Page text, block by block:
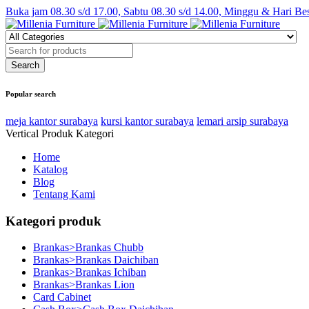
Buka jam 08.30 s/d 17.00, Sabtu 08.30 s/d 14.00, Minggu & Hari
Popular search
meja kantor surabaya kursi kantor surabaya lemari arsip surabaya
Vertical Produk Kategori
Home
Katalog
Blog
Tentang Kami
Kategori produk
Brankas>Brankas Chubb
Brankas>Brankas Daichiban
Brankas>Brankas Ichiban
Brankas>Brankas Lion
Card Cabinet